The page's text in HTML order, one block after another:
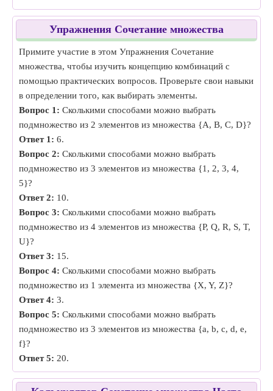
Упражнения Сочетание множества
Примите участие в этом Упражнения Сочетание
множества, чтобы изучить концепцию комбинаций с
помощью практических вопросов. Проверьте свои навыки
в определении того, как выбирать элементы.
Вопрос 1: Сколькими способами можно выбрать
подмножество из 2 элементов из множества {A, B, C, D}?
Ответ 1: 6.
Вопрос 2: Сколькими способами можно выбрать
подмножество из 3 элементов из множества {1, 2, 3, 4,
5}?
Ответ 2: 10.
Вопрос 3: Сколькими способами можно выбрать
подмножество из 4 элементов из множества {P, Q, R, S, T,
U}?
Ответ 3: 15.
Вопрос 4: Сколькими способами можно выбрать
подмножество из 1 элемента из множества {X, Y, Z}?
Ответ 4: 3.
Вопрос 5: Сколькими способами можно выбрать
подмножество из 3 элементов из множества {a, b, c, d, e,
f}?
Ответ 5: 20.